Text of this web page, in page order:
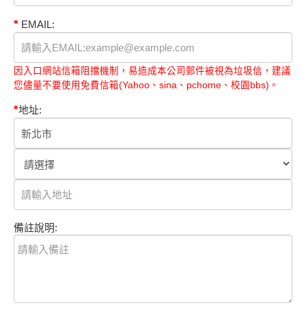
* EMAIL:
因入口網站信箱阻擋機制，易造成本公司郵件被視為垃圾信，建議
您儘量不要使用免費信箱(Yahoo、sina、pchome、校園bbs)。
*地址:
備註說明: